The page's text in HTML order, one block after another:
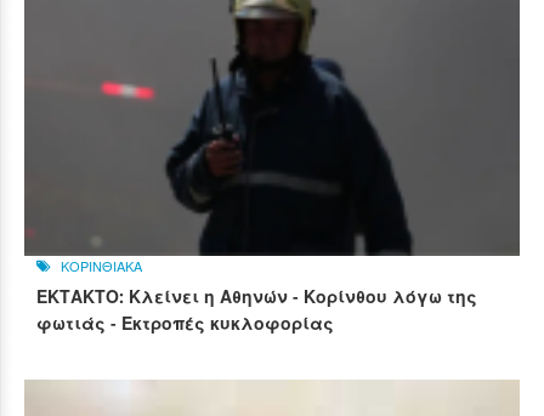
ΚΟΡΙΝΘΙΑΚΑ
ΕΚΤΑΚΤΟ: Κλείνει η Αθηνών - Κορίνθου λόγω της
φωτιάς - Εκτροπές κυκλοφορίας